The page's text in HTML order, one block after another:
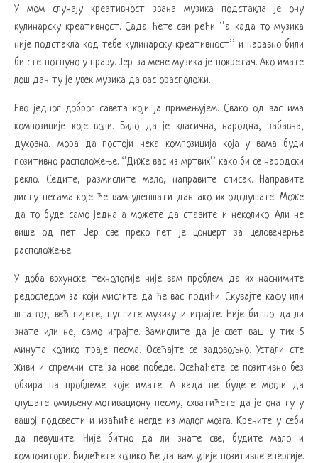
У мом случају креативност звана музика подстакла је ону
кулинарску креативност. Сада ћете сви рећи ‘’а када то музика
није подстакла код тебе кулинарску креативност’’ и наравно били
би сте потпуно у праву. Јер за мене музика је покретач. Ако имате
лош дан ту је увек музика да вас орасположи.
Ево једног доброг савета који ја примењујем. Свако од вас има
композиције које воли. Било да је класична, народна, забавна,
духовна, мора да постоји нека композиција која у вама буди
позитивно расположење. ‘’Диже вас из мртвих’’ како би се народски
рекло. Седите, размислите мало, направите списак. Направите
листу песама које ће вам улепшати дан ако их одслушате. Може
да то буде само једна а можете да ставите и неколико. Али не
више од пет. Јер све преко пет је цонцерт за целовечерње
расположење.
У доба врхунске технологије није вам проблем да их наснимите
редоследом за који мислите да ће вас подићи. Скувајте кафу или
шта год већ пијете, пустите музику и играјте. Није битно да ли
знате или не, само играјте. Замислите да је свет ваш у тих 5
минута колико траје песма. Осећајте се задовољно. Устали сте
живи и спремни сте за нове победе. Осећаћете се позитивно без
обзира на проблеме које имате. А када не будете могли да
слушате омиљену мотивациону песму, схватићете да је она ту у
вашој подсвести и изаћиће негде из малог мозга. Крените у себи
да певушите. Није битно да ли знате све, будите мало и
композитори. Видећете колико ће да вам улије позитивне енергије.